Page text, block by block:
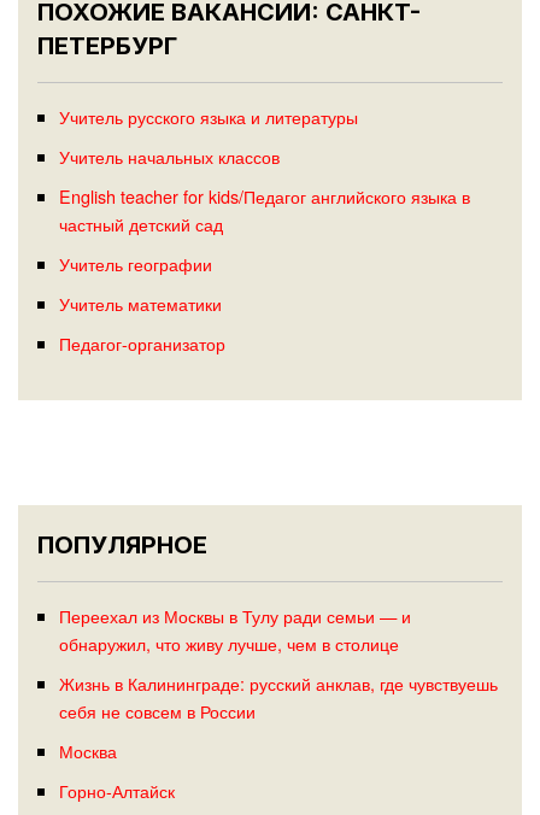
ПОХОЖИЕ ВАКАНСИИ: САНКТ-
ПЕТЕРБУРГ
Учитель русского языка и литературы
Учитель начальных классов
English teacher for kids/Педагог английского языка в
частный детский сад
Учитель географии
Учитель математики
Педагог-организатор
ПОПУЛЯРНОЕ
Переехал из Москвы в Тулу ради семьи — и
обнаружил, что живу лучше, чем в столице
Жизнь в Калининграде: русский анклав, где чувствуешь
себя не совсем в России
Москва
Горно-Алтайск